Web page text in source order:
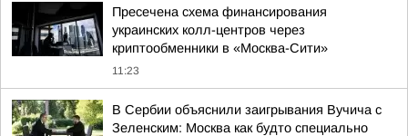
Пресечена схема финансирования
украинских колл-центров через
криптообменники в «Москва-Сити»
11:23
В Сербии объяснили заигрывания Вучича с
Зеленским: Москва как будто специально